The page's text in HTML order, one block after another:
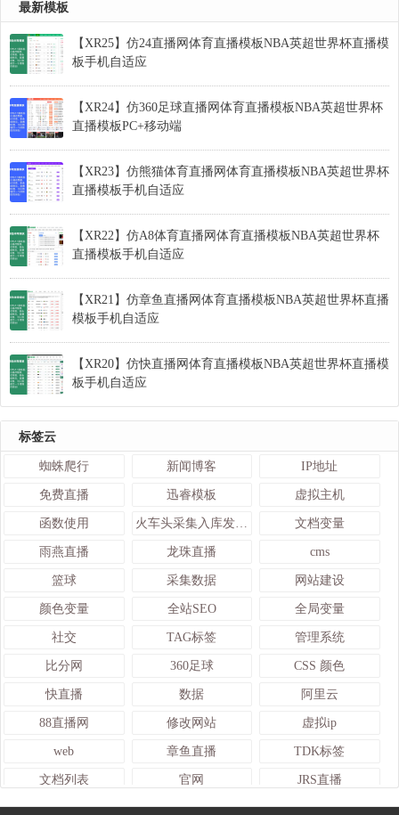
最新模板
【XR25】仿24直播网体育直播模板NBA英超世界杯直播模
板手机自适应
【XR24】仿360足球直播网体育直播模板NBA英超世界杯
直播模板PC+移动端
【XR23】仿熊猫体育直播网体育直播模板NBA英超世界杯
直播模板手机自适应
【XR22】仿A8体育直播网体育直播模板NBA英超世界杯
直播模板手机自适应
【XR21】仿章鱼直播网体育直播模板NBA英超世界杯直播
模板手机自适应
【XR20】仿快直播网体育直播模板NBA英超世界杯直播模
板手机自适应
标签云
蜘蛛爬行 新闻博客 IP地址
免费直播 迅睿模板 虚拟主机
函数使用 火车头采集入库发布接口 文档变量
雨燕直播 龙珠直播 cms
篮球 采集数据 网站建设
颜色变量 全站SEO 全局变量
社交 TAG标签 管理系统
比分网 360足球 CSS 颜色
快直播 数据 阿里云
88直播网 修改网站 虚拟ip
web 章鱼直播 TDK标签
文档列表 官网 JRS直播
查询 网站地图 蓝天采集器